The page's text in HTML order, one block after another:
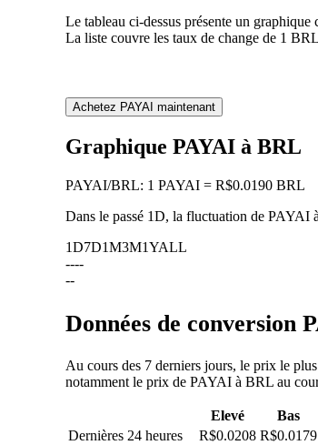
Le tableau ci-dessus présente un
La liste couvre les taux de change de 1
Achetez PAYAI maintenant
Graphique PAYAI à BRL
PAYAI/BRL: 1 PAYAI = R$0.0190 BRL
Dans le passé 1D, la fluctuation de PAYAI
1D7D1M3M1YALL
----
--
Données de conversion
Au cours des 7 derniers jours, le prix le
notamment le prix de PAYAI à BRL au
Elevé Bas
Dernières 24 heures
R$0.0208 R$0.0179